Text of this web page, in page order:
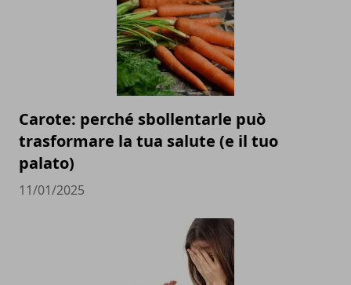
Carote: perché sbollentarle può
trasformare la tua salute (e il tuo
palato)
11/01/2025